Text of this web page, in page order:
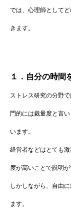
では、心理師として
きます。
１．自分の時間
ストレス研究の分野
門的には裁量度と言
います。
経営者などはとても
度が高いことで説明が
しかしながら、自由
ます。